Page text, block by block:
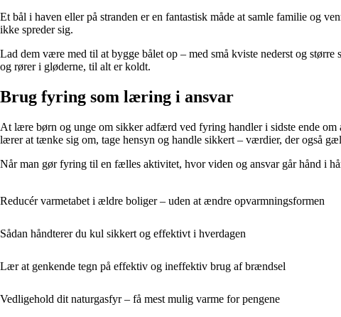
Et bål i haven eller på stranden er en fantastisk måde at samle familie og
ikke spreder sig.
Lad dem være med til at bygge bålet op – med små kviste nederst og
og rører i gløderne, til alt er koldt.
Brug fyring som læring i ansvar
At lære børn og unge om sikker adfærd ved fyring handler i sidste ende
lærer at tænke sig om, tage hensyn og handle sikkert – værdier, der også
Når man gør fyring til en fælles aktivitet, hvor viden og ansvar går hånd i
Reducér varmetabet i ældre boliger – uden at ændre opvarmningsformen
Sådan håndterer du kul sikkert og effektivt i hverdagen
Lær at genkende tegn på effektiv og ineffektiv brug af brændsel
Vedligehold dit naturgasfyr – få mest mulig varme for pengene